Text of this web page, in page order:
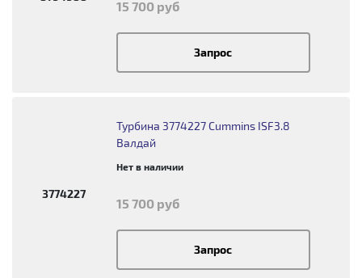
15 700 руб
Запрос
3774227
Турбина 3774227 Cummins ISF3.8
Валдай
Нет в наличии
15 700 руб
Запрос